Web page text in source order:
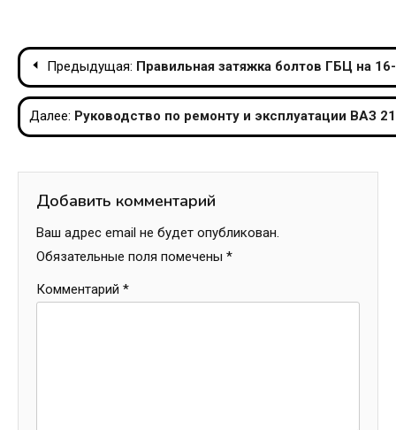
Навигация
по
записям
Предыдущая: Правильная затяжка болтов ГБЦ на
Далее: Руководство по ремонту и эксплуатации ВАЗ
Добавить комментарий
Ваш адрес email не будет опубликован.
Обязательные поля помечены *
Комментарий *